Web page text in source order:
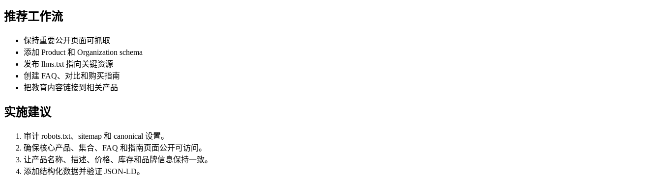
推荐工作流
保持重要公开页面可抓取
添加 Product 和 Organization schema
发布 llms.txt 指向关键资源
创建 FAQ、对比和购买指南
把教育内容链接到相关产品
实施建议
审计 robots.txt、sitemap 和 canonical 设置。
确保核心产品、集合、FAQ 和指南页面公开可访问。
让产品名称、描述、价格、库存和品牌信息保持一致。
添加结构化数据并验证 JSON-LD。